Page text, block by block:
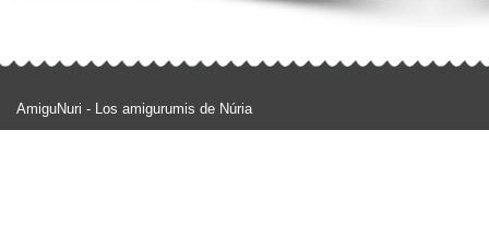
AmiguNuri - Los amigurumis de Núria